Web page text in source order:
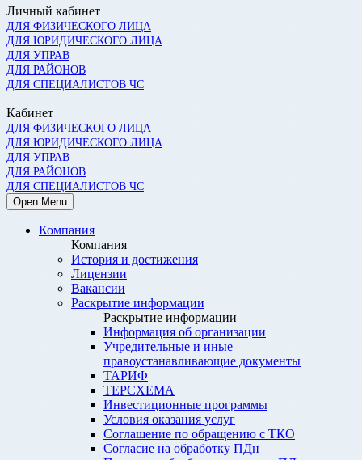
Личный кабинет
ДЛЯ ФИЗИЧЕСКОГО ЛИЦА
ДЛЯ ЮРИДИЧЕСКОГО ЛИЦА
ДЛЯ УПРАВ
ДЛЯ РАЙОНОВ
ДЛЯ СПЕЦИАЛИСТОВ ЧС
Кабинет
ДЛЯ ФИЗИЧЕСКОГО ЛИЦА
ДЛЯ ЮРИДИЧЕСКОГО ЛИЦА
ДЛЯ УПРАВ
ДЛЯ РАЙОНОВ
ДЛЯ СПЕЦИАЛИСТОВ ЧС
Open Menu
Компания
Компания
История и достижения
Лицензии
Вакансии
Раскрытие информации
Раскрытие информации
Информация об организации
Учредительные и иные
правоустанавливающие документы
ТАРИФ
ТЕРСХЕМА
Инвестиционные программы
Условия оказания услуг
Соглашение по обращению с ТКО
Согласие на обработку ПДн